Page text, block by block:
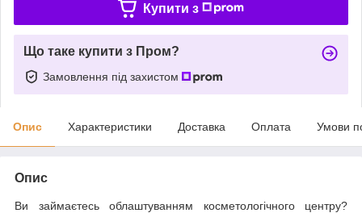
Купити з
Що таке купити з Пром?
Замовлення під захистом
Опис Характеристики Доставка Оплата Умови
Опис
Ви займаєтесь облаштуванням косметологічного центру?